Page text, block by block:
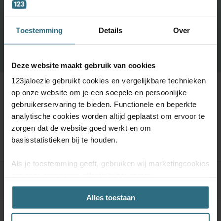
Toestemming Details Over
Deze website maakt gebruik van cookies
123jaloezie gebruikt cookies en vergelijkbare technieken
op onze website om je een soepele en persoonlijke
gebruikerservaring te bieden. Functionele en beperkte
analytische cookies worden altijd geplaatst om ervoor te
zorgen dat de website goed werkt en om
basisstatistieken bij te houden.
Als je toestemming geeft, gebruiken wij marketingcookies
(prestatiegerichte marketingcookies) en content op jouw
voorkeuren af te stemmen (advertentie- en
socialmediacookies). Deze cookies kunnen we inzetten
Alles toestaan
Vandaag vóór 12:00 besteld is morgen in huis
BESTEL GRATIS MONSTERS
Meer informatie